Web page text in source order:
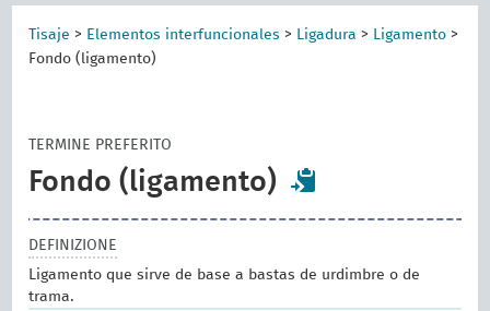
per
la
ricerca
Tisaje > Elementos interfuncionales > Ligadura > Ligamento >
Fondo (ligamento)
TERMINE PREFERITO
Fondo (ligamento)
DEFINIZIONE
Ligamento que sirve de base a bastas de urdimbre o de
trama.